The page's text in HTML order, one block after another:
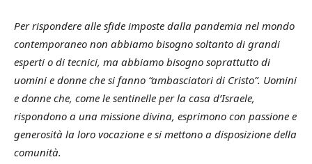
Per rispondere alle sfide imposte dalla pandemia nel mondo
contemporaneo non abbiamo bisogno soltanto di grandi
esperti o di tecnici, ma abbiamo bisogno soprattutto di
uomini e donne che si fanno “ambasciatori di Cristo”. Uomini
e donne che, come le sentinelle per la casa d’Israele,
rispondono a una missione divina, esprimono con passione e
generosità la loro vocazione e si mettono a disposizione della
comunità.